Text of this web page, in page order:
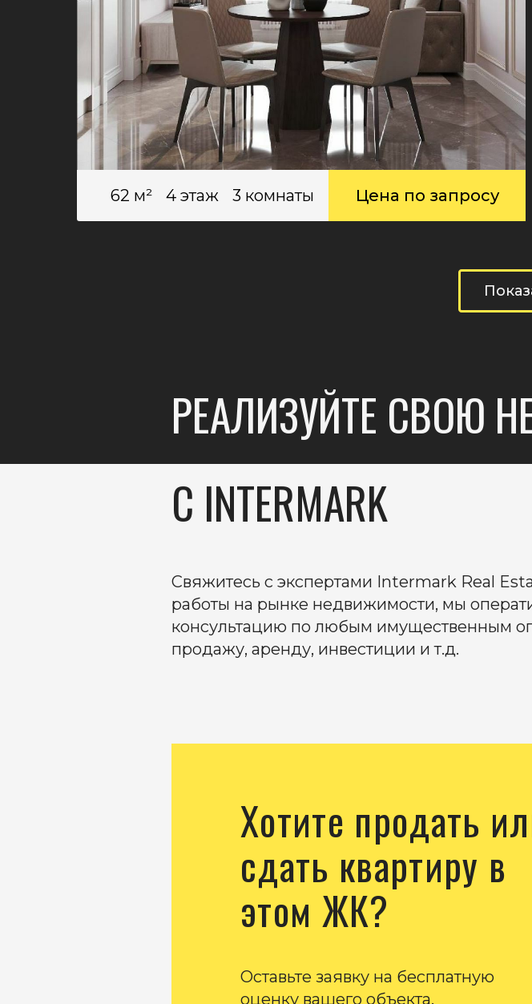
62 м² 4 этаж 3 комнаты Цена по запросу
РЕАЛИЗУЙТЕ СВОЮ
C INTERMARK
Свяжитесь с экспертами Intermark Real
работы на рынке недвижимости, мы
консультацию по любым имущественным
продажу, аренду, инвестиции и т.д.
Хотите продать
сдать квартиру в
этом ЖК?
Оставьте заявку на бесплатную
оценку вашего объекта.